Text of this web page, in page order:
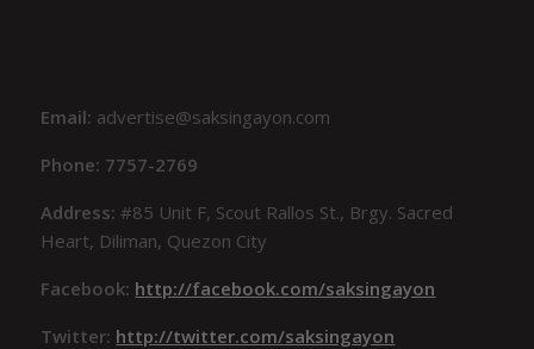
Email: advertise@saksingayon.com
Phone: 7757-2769
Address:#85 Unit F, Scout Rallos St., Brgy. Sacred
Heart, Diliman, Quezon City
Facebook: http://facebook.com/saksingayon
Twitter: http://twitter.com/saksingayon